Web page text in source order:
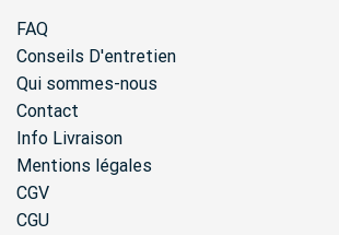
FAQ
Conseils D'entretien
Qui sommes-nous
Contact
Info Livraison
Mentions légales
CGV
CGU